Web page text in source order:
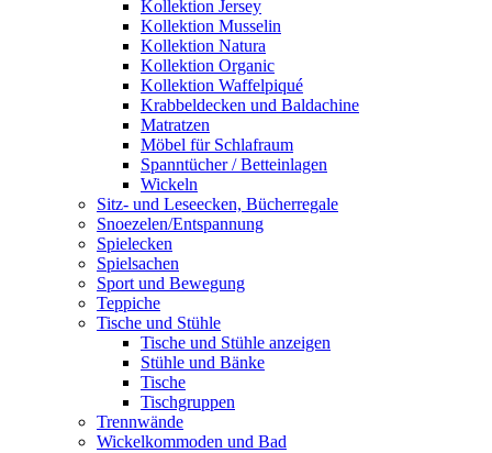
Kollektion Jersey
Kollektion Musselin
Kollektion Natura
Kollektion Organic
Kollektion Waffelpiqué
Krabbeldecken und Baldachine
Matratzen
Möbel für Schlafraum
Spanntücher / Betteinlagen
Wickeln
Sitz- und Leseecken, Bücherregale
Snoezelen/Entspannung
Spielecken
Spielsachen
Sport und Bewegung
Teppiche
Tische und Stühle
Tische und Stühle anzeigen
Stühle und Bänke
Tische
Tischgruppen
Trennwände
Wickelkommoden und Bad